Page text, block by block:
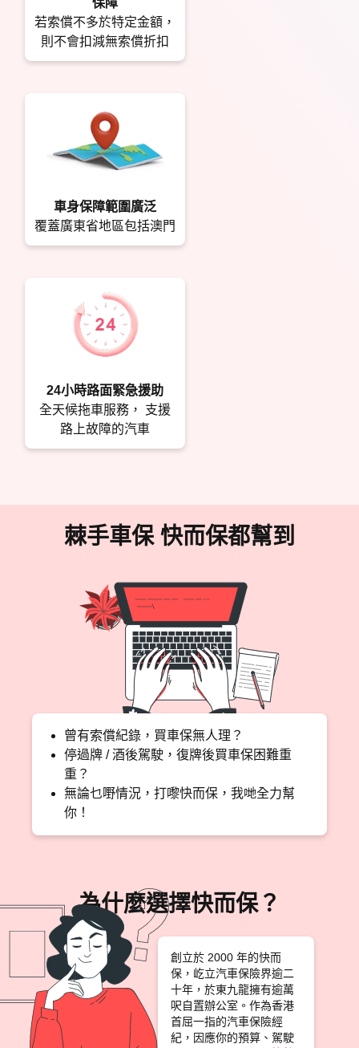
保障
若索償不多於特定金額，
則不會扣減無索償折扣
車身保障範圍廣泛
覆蓋廣東省地區包括澳門
24小時路面緊急援助
全天候拖車服務， 支援
路上故障的汽車
棘手車保 快而保都幫到
曾有索償紀錄，買車保無人理？
停過牌 / 酒後駕駛，復牌後買車保困難重
重？
無論乜嘢情況，打嚟快而保，我哋全力幫
你！
為什麼選擇快而保？
創立於 2000 年的快而
保，屹立汽車保險界逾二
十年，於東九龍擁有逾萬
呎自置辦公室。作為香港
首屈一指的汽車保險經
紀，因應你的預算、駕駛